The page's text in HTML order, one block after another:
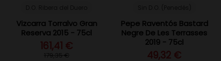
Vizcarra Torralvo Gran
Reserva 2015 - 75cl
161,41 €
179,35 €
Pepe Raventós Bastard
Negre De Les Terrasses
2019 - 75cl
49,32 €